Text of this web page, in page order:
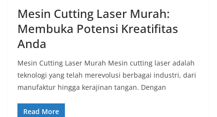
Mesin Cutting Laser Murah:
Membuka Potensi Kreatifitas
Anda
Mesin Cutting Laser Murah Mesin cutting laser adalah
teknologi yang telah merevolusi berbagai industri, dari
manufaktur hingga kerajinan tangan. Dengan
Read More